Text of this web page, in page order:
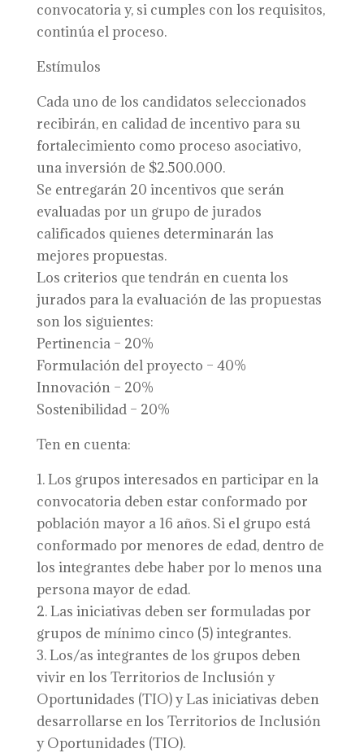
convocatoria y, si cumples con los requisitos,
continúa el proceso.
Estímulos
Cada uno de los candidatos seleccionados
recibirán, en calidad de incentivo para su
fortalecimiento como proceso asociativo,
una inversión de $2.500.000.
Se entregarán 20 incentivos que serán
evaluadas por un grupo de jurados
calificados quienes determinarán las
mejores propuestas.
Los criterios que tendrán en cuenta los
jurados para la evaluación de las propuestas
son los siguientes:
Pertinencia – 20%
Formulación del proyecto – 40%
Innovación – 20%
Sostenibilidad – 20%
Ten en cuenta:
1. Los grupos interesados en participar en la
convocatoria deben estar conformado por
población mayor a 16 años. Si el grupo está
conformado por menores de edad, dentro de
los integrantes debe haber por lo menos una
persona mayor de edad.
2. Las iniciativas deben ser formuladas por
grupos de mínimo cinco (5) integrantes.
3. Los/as integrantes de los grupos deben
vivir en los Territorios de Inclusión y
Oportunidades (TIO) y Las iniciativas deben
desarrollarse en los Territorios de Inclusión
y Oportunidades (TIO).